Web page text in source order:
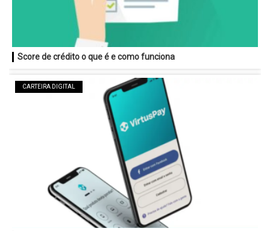
Score de crédito o que é e como funciona
CARTEIRA DIGITAL